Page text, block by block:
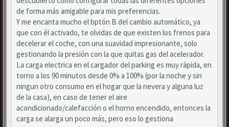
de forma más amigable para mis preferencias.
Y me encanta mucho el bptón B del cambio automático, ya
que con él activado, te olvidas de que existen los frenos para
decelerar el coche, con una suavidad impresionante, solo
gestionando la presión con la que quitas gas del acelerador.
La carga electrica en el cargador del parking es muy rápida, en
torno a los 90 minutos desde 0% a 100% (por la noche y sin
ningun otro consumo en el hogar que la nevera y alguna luz
de la casa), en caso de tener el aire
acondicionado/calefacción o el horno encendido, entonces la
carga se alarga un poco más, pero eso lo gestiona